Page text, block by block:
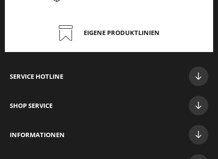
EIGENE PRODUKTLINIEN
SERVICE HOTLINE
SHOP SERVICE
INFORMATIONEN